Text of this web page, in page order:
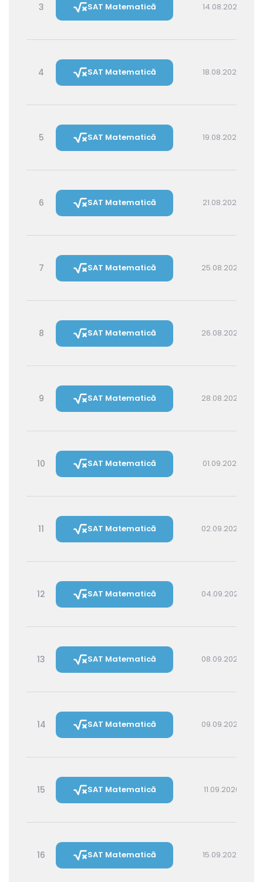
3 SAT Matematică 14.08.2026 16:00
4 SAT Matematică 18.08.2026 16:00
5 SAT Matematică 19.08.2026 14:30
6 SAT Matematică 21.08.2026 16:00
7 SAT Matematică 25.08.2026 16:00
8 SAT Matematică 26.08.2026 14:30
9 SAT Matematică 28.08.2026 16:00
10 SAT Matematică 01.09.2026 16:00
11 SAT Matematică 02.09.2026 14:30
12 SAT Matematică 04.09.2026 16:00
13 SAT Matematică 08.09.2026 16:00
14 SAT Matematică 09.09.2026 14:30
15 SAT Matematică 11.09.2026 16:00
16 SAT Matematică 15.09.2026 16:00